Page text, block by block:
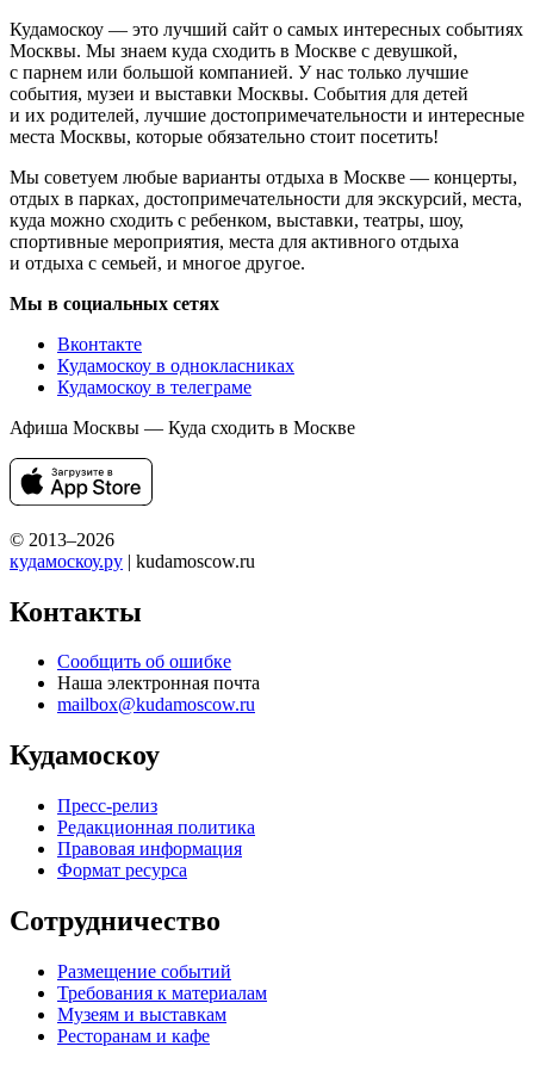
Кудамоскоу — это лучший сайт о самых интересных событиях
Москвы. Мы знаем куда сходить в Москве с девушкой,
с парнем или большой компанией. У нас только лучшие
события, музеи и выставки Москвы. События для детей
и их родителей, лучшие достопримечательности и интересные
места Москвы, которые обязательно стоит посетить!
Мы советуем любые варианты отдыха в Москве — концерты,
отдых в парках, достопримечательности для экскурсий, места,
куда можно сходить с ребенком, выставки, театры, шоу,
спортивные мероприятия, места для активного отдыха
и отдыха с семьей, и многое другое.
Мы в социальных сетях
Вконтакте
Кудамоскоу в однокласниках
Кудамоскоу в телеграме
Афиша Москвы — Куда сходить в Москве
© 2013–2026
кудамоскоу.ру | kudamoscow.ru
Контакты
Сообщить об ошибке
Наша электронная почта
mailbox@kudamoscow.ru
Кудамоскоу
Пресс-релиз
Редакционная политика
Правовая информация
Формат ресурса
Сотрудничество
Размещение событий
Требования к материалам
Музеям и выставкам
Ресторанам и кафе